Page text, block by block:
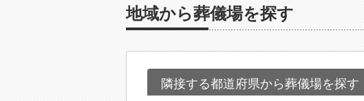
地域から葬儀場を探す
隣接する都道府県から葬儀場を探す